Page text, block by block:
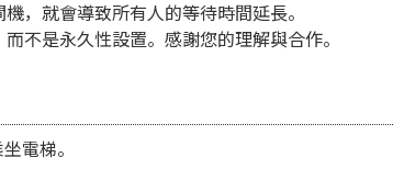
，就會導致所有人的等待時間延長。
不是永久性設置。感謝您的理解與合作。
電梯。